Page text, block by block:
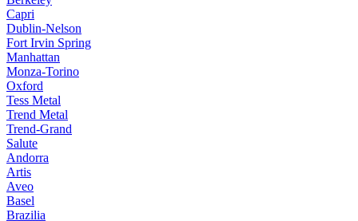
Capri
Dublin-Nelson
Fort Irvin Spring
Manhattan
Monza-Torino
Oxford
Tess Metal
Trend Metal
Trend-Grand
Salute
Andorra
Artis
Aveo
Basel
Brazilia